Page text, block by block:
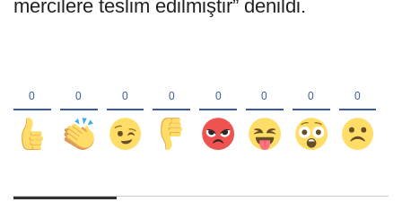
mercilere teslim edilmiştir” denildi.